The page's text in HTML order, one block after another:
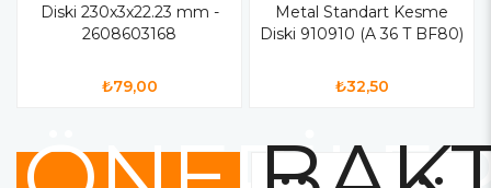
Diski 230x3x22.23 mm -
2608603168
₺79,00
Metal Standart Kesme
Diski 910910 (A 36 T BF80)
₺32,50